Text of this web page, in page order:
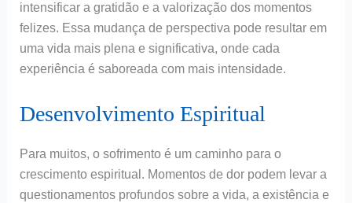
intensificar a gratidão e a valorização dos momentos
felizes. Essa mudança de perspectiva pode resultar em
uma vida mais plena e significativa, onde cada
experiência é saboreada com mais intensidade.
Desenvolvimento Espiritual
Para muitos, o sofrimento é um caminho para o
crescimento espiritual. Momentos de dor podem levar a
questionamentos profundos sobre a vida, a existência e